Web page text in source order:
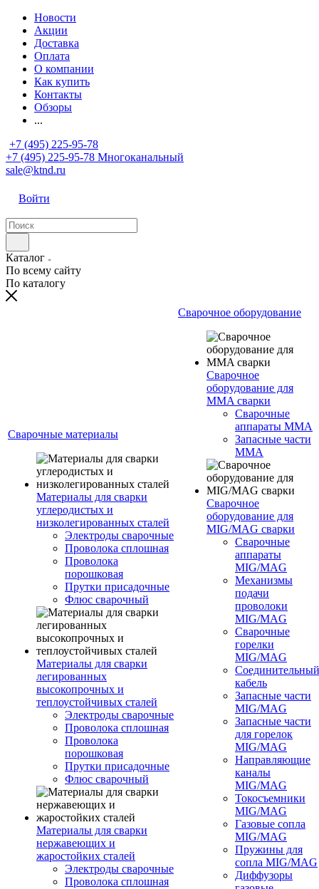
Новости
Акции
Доставка
Оплата
О компании
Как купить
Контакты
Обзоры
...
+7 (495) 225-95-78
+7 (495) 225-95-78 Многоканальный
sale@ktnd.ru
Войти
Каталог
По всему сайту
По каталогу
Сварочные материалы
Материалы для сварки
углеродистых и
низколегированных сталей
Электроды сварочные
Проволока сплошная
Проволока
порошковая
Прутки присадочные
Флюс сварочный
Материалы для сварки
легированных
высокопрочных и
теплоустойчивых сталей
Электроды сварочные
Проволока сплошная
Проволока
порошковая
Прутки присадочные
Флюс сварочный
Материалы для сварки
нержавеющих и
жаростойких сталей
Электроды сварочные
Проволока сплошная
Сварочное оборудование
Сварочное
оборудование для
MMA сварки
Сварочные
аппараты MMA
Запасные части
MMA
Сварочное
оборудование для
MIG/MAG сварки
Сварочные
аппараты
MIG/MAG
Механизмы
подачи
проволоки
MIG/MAG
Сварочные
горелки
MIG/MAG
Соединительный
кабель
Запасные части
MIG/MAG
Запасные части
для горелок
MIG/MAG
Направляющие
каналы
MIG/MAG
Токосъемники
MIG/MAG
Газовые сопла
MIG/MAG
Пружины для
сопла MIG/MAG
Диффузоры